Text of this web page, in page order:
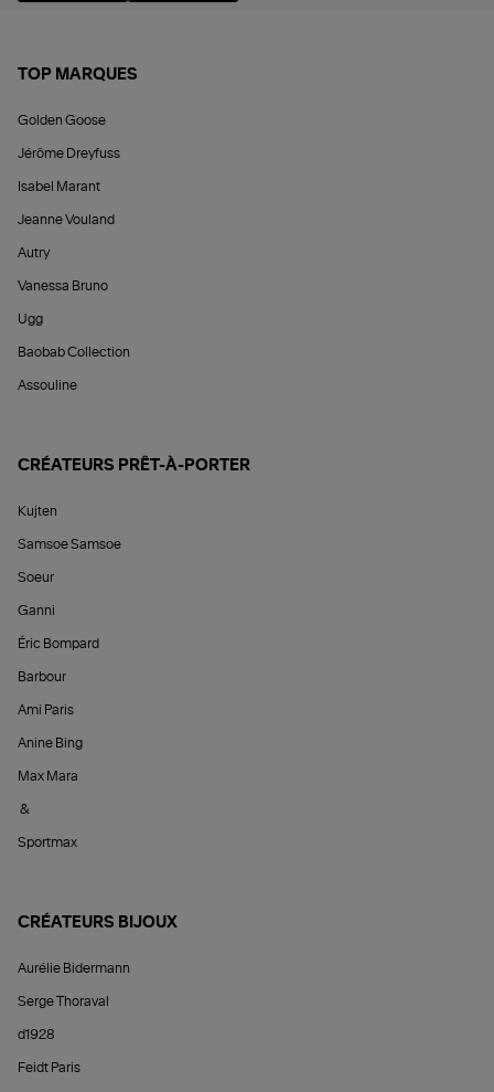
TOP MARQUES
Golden Goose
Jérôme Dreyfuss
Isabel Marant
Jeanne Vouland
Autry
Vanessa Bruno
Ugg
Baobab Collection
Assouline
CRÉATEURS PRÊT-À-PORTER
Kujten
Samsoe Samsoe
Soeur
Ganni
Éric Bompard
Barbour
Ami Paris
Anine Bing
Max Mara
&
Sportmax
CRÉATEURS BIJOUX
Aurélie Bidermann
Serge Thoraval
d1928
Feidt Paris